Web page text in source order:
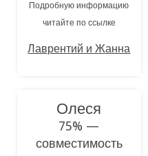
Подробную информацию
читайте по ссылке
Лаврентий и Жанна
Олеся
75% —
совместимость